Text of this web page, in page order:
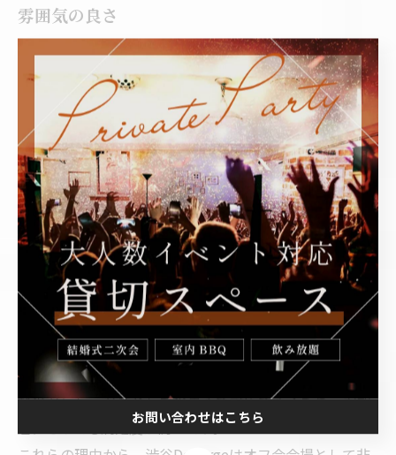
雰囲気の良さ
デザインやインテリアが洗練されており、オフ会の雰囲
気を盛り上げるのに一役買います。カジュアルな集まり
から、少しフォーマルな会まで、幅広いイベントに対応
できる雰囲気が整っています。
充実した設備
プロジェクターや音響設備など、オフ会に必要な設備が
充実しているため、プレゼンテーションやゲームなど、
さまざまな活動を行うことができます。また、Wi-Fiも完
備されているので、オンラインとのハイブリッドイベン
トも可能です。
フードとドリンクの提供
イベントに合わせてフードやドリンクの提供も可能で、
会の雰囲気に合わせたメニューを選ぶことができます。
軽食からしっかりとした食事まで対応できるため、参加
者にとっても満足度が高いです。
お問い合わせはこちら